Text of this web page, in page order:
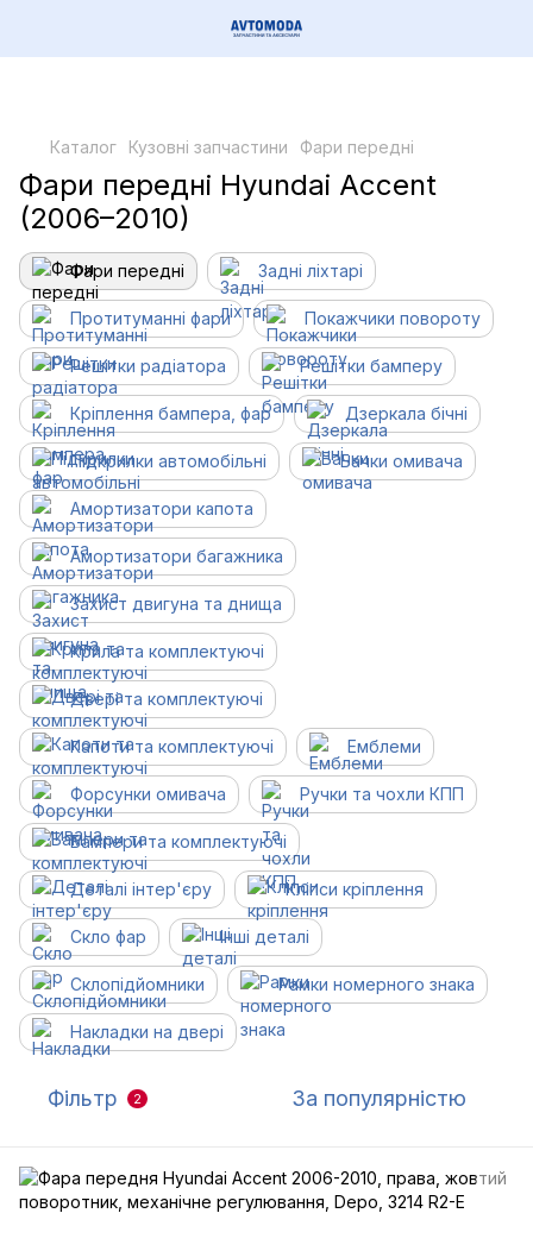
Каталог Кузовні запчастини Фари передні
Фари передні Hyundai Accent
(2006–2010)
Фари передні Задні ліхтарі
Протитуманні фари Покажчики повороту
Решітки радіатора Решітки бамперу
Кріплення бампера, фар Дзеркала бічні
Підкрилки автомобільні Бачки омивача
Амортизатори капота
Амортизатори багажника
Захист двигуна та днища
Крила та комплектуючі
Двері та комплектуючі
Капоти та комплектуючі Емблеми
Форсунки омивача Ручки та чохли КПП
Бампери та комплектуючі
Деталі інтер'єру Кліпси кріплення
Скло фар Інші деталі
Склопідйомники Рамки номерного знака
Накладки на двері
Фільтр 2 За популярністю